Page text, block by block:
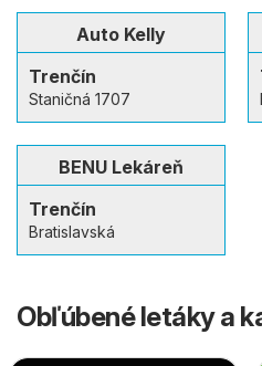
Auto Kelly
Trenčín
Staničná 1707
BENU Lekáreň
Trenčín
Bratislavská
Obľúbené letáky a